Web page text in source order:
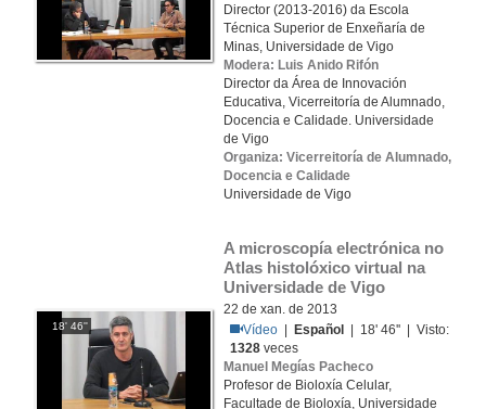
Director (2013-2016) da Escola
Técnica Superior de Enxeñaría de
Minas, Universidade de Vigo
Modera: Luis Anido Rifón
Director da Área de Innovación
Educativa, Vicerreitoría de Alumnado,
Docencia e Calidade. Universidade
de Vigo
Organiza: Vicerreitoría de Alumnado,
Docencia e Calidade
Universidade de Vigo
18' 46''
A microscopía electrónica no
Atlas histolóxico virtual na
Universidade de Vigo
22 de xan. de 2013
Vídeo
Español
| 18' 46'' | Visto:
1328 veces
Manuel Megías Pacheco
Profesor de Bioloxía Celular,
Facultade de Bioloxía, Universidade